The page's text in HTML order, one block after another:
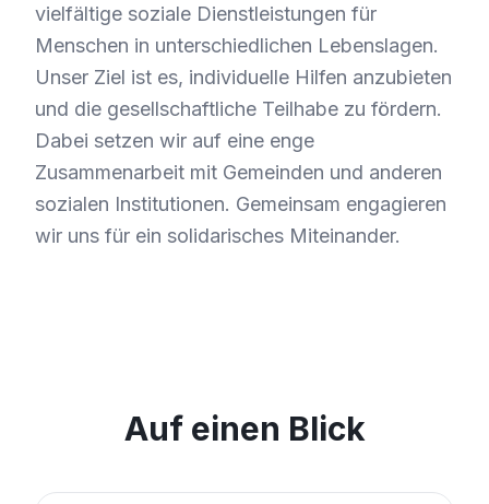
vielfältige soziale Dienstleistungen für
Menschen in unterschiedlichen Lebenslagen.
Unser Ziel ist es, individuelle Hilfen anzubieten
und die gesellschaftliche Teilhabe zu fördern.
Dabei setzen wir auf eine enge
Zusammenarbeit mit Gemeinden und anderen
sozialen Institutionen. Gemeinsam engagieren
wir uns für ein solidarisches Miteinander.
Auf einen Blick